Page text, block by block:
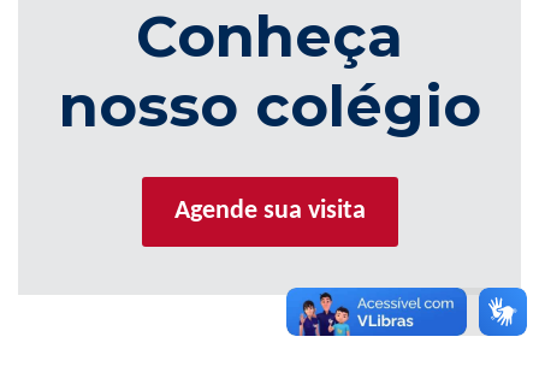
Conheça
nosso colégio
Agende sua visita